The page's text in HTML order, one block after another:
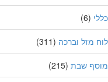
(6)
מזל וברכה(311)
שבת(215)